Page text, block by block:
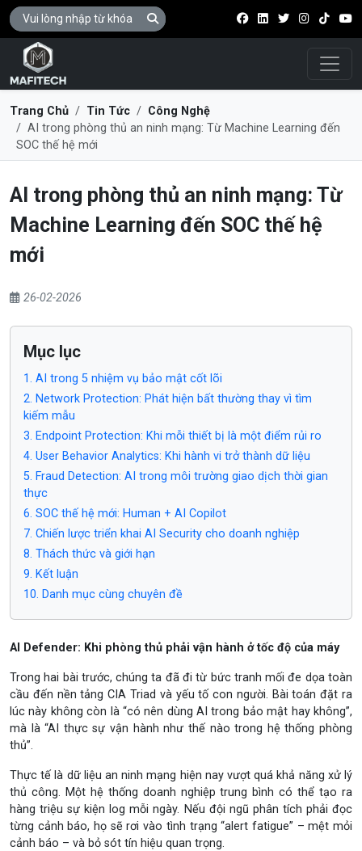
Điều
Trang Chủ Tin Tức
Công Nghệ
AI trong phòng thủ an ninh mạng: Từ Machine Learning đến
SOC thế hệ mới
AI trong phòng thủ an ninh mạng: Từ
Machine Learning đến SOC thế hệ
mới
26-02-2026
Mục lục
1. AI trong 5 nhiệm vụ bảo mật cốt lõi
2. Network Protection: Phát hiện bất thường thay vì tìm
kiếm mẫu
3. Endpoint Protection: Khi mỗi thiết bị là một điểm rủi ro
4. User Behavior Analytics: Khi hành vi trở thành dữ liệu
5. Fraud Detection: AI trong môi trường giao dịch thời gian
thực
6. SOC thế hệ mới: Human + AI Copilot
7. Chiến lược triển khai AI Security cho doanh nghiệp
8. Thách thức và giới hạn
9. Kết luận
10. Danh mục cùng chuyên đề
AI Defender: Khi phòng thủ phải vận hành ở tốc độ của máy
Trong hai bài trước, chúng ta đã đi từ bức tranh mối đe dọa toàn
cầu đến nền tảng CIA Triad và yếu tố con người. Bài toán đặt ra
lúc này không còn là “có nên dùng AI trong bảo mật hay không”,
mà là “AI thực sự vận hành như thế nào trong hệ thống phòng
thủ”.
Thực tế là dữ liệu an ninh mạng hiện nay vượt quá khả năng xử lý
thủ công. Một hệ thống doanh nghiệp trung bình có thể tạo ra
hàng triệu sự kiện log mỗi ngày. Nếu đội ngũ phân tích phải đọc
từng cảnh báo, họ sẽ rơi vào tình trạng “alert fatigue” – mệt mỏi
cảnh báo – và bỏ sót tín hiệu quan trọng.